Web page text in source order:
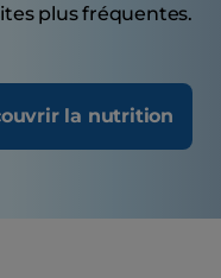
plus fréquentes.
la nutrition